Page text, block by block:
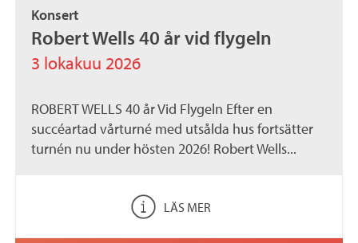
Konsert
Robert Wells 40 år vid flygeln
3 lokakuu 2026
ROBERT WELLS 40 år Vid Flygeln Efter en
succéartad vårturné med utsålda hus fortsätter
turnén nu under hösten 2026! Robert Wells...
LÄS MER